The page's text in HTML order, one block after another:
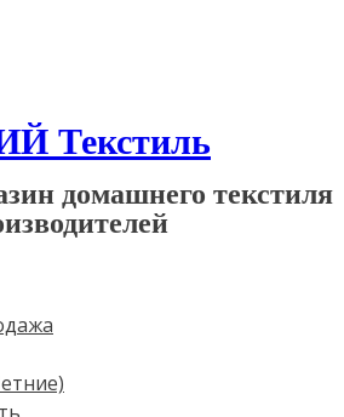
Текстиль
домашнего текстиля